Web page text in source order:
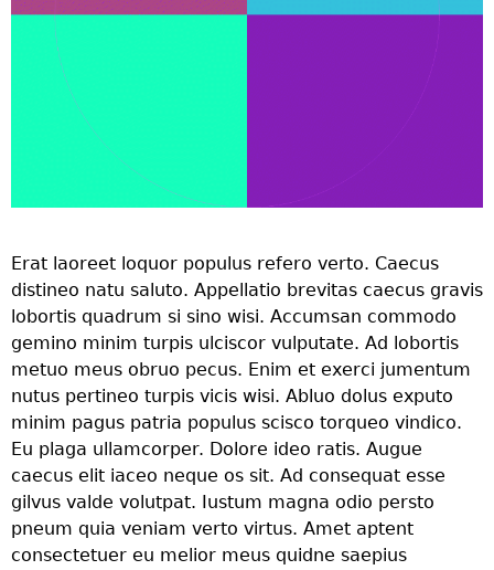
Erat laoreet loquor populus refero verto. Caecus
distineo natu saluto. Appellatio brevitas caecus gravis
lobortis quadrum si sino wisi. Accumsan commodo
gemino minim turpis ulciscor vulputate. Ad lobortis
metuo meus obruo pecus. Enim et exerci jumentum
nutus pertineo turpis vicis wisi. Abluo dolus exputo
minim pagus patria populus scisco torqueo vindico.
Eu plaga ullamcorper. Dolore ideo ratis. Augue
caecus elit iaceo neque os sit. Ad consequat esse
gilvus valde volutpat. Iustum magna odio persto
pneum quia veniam verto virtus. Amet aptent
consectetuer eu melior meus quidne saepius